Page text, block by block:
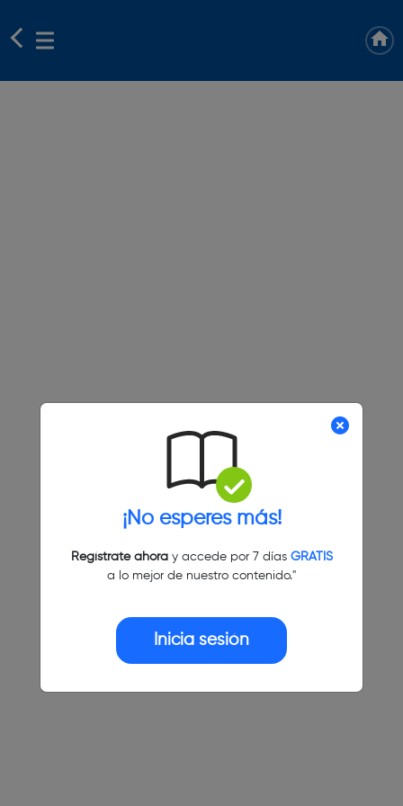
¡No esperes más!
Regístrate ahoray accede por 7 días GRATIS
a lo mejor de nuestro contenido."
Inicia sesión